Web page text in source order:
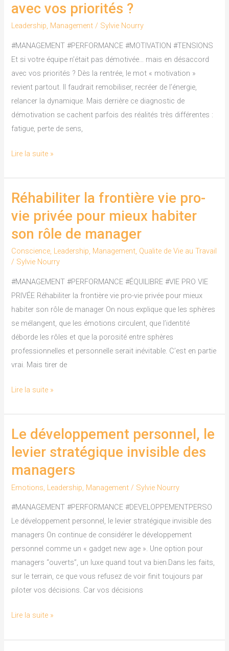
avec vos priorités ?
Leadership, Management / Sylvie Nourry
#MANAGEMENT #PERFORMANCE #MOTIVATION #TENSIONS
Et si votre équipe n’était pas démotivée… mais en désaccord
avec vos priorités ? Dès la rentrée, le mot « motivation »
revient partout. Il faudrait remobiliser, recréer de l’énergie,
relancer la dynamique. Mais derrière ce diagnostic de
démotivation se cachent parfois des réalités très différentes :
fatigue, perte de sens,
équipe
n’était
?Lire la suite »
Réhabiliter la frontière vie pro-
vie privée pour mieux habiter
son rôle de manager
Conscience, Leadership, Management, Qualite de Vie au Travail
/ Sylvie Nourry
#MANAGEMENT #PERFORMANCE #ÉQUILIBRE #VIE PRO VIE
PRIVÉE Réhabiliter la frontière vie pro-vie privée pour mieux
habiter son rôle de manager On nous explique que les sphères
se mélangent, que les émotions circulent, que l’identité
déborde les rôles et que la porosité entre sphères
professionnelles et personnelle serait inévitable. C’est en partie
vrai. Mais tirer de
Réhabiliter
frontière
vie
pro-
vie
privée
pour
mieux
habiter
son
rôle
de
Lire la suite »
Le développement personnel, le
levier stratégique invisible des
managers
Emotions, Leadership, Management / Sylvie Nourry
#MANAGEMENT #PERFORMANCE #DEVELOPPEMENTPERSO
Le développement personnel, le levier stratégique invisible des
managers On continue de considérer le développement
personnel comme un « gadget new age ». Une option pour
managers “ouverts”, un luxe quand tout va bien.Dans les faits,
sur le terrain, ce que vous refusez de voir finit toujours par
piloter vos décisions. Car vos décisions
développement
personnel,
le
levier
Lire la suite »